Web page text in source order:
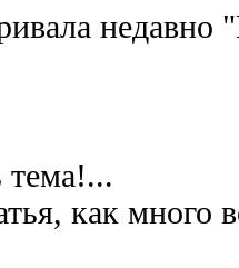
недавно
тема!...
как много